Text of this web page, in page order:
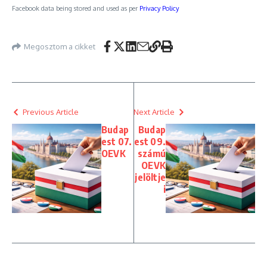
Facebook data being stored and used as per Privacy Policy
Megosztom a cikket
Previous Article
Budap
est 07.
OEVK
Next Article
Budap
est 09.
számú
OEVK
jelöltje
i